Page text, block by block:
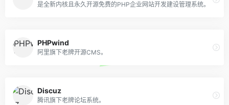
是全新内核且永久开源免费的PHP企业网站开发建设管理系统。
PHPwind
阿里旗下老牌开源CMS。
Discuz
腾讯旗下老牌论坛系统。